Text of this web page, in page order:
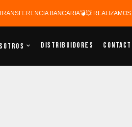
BANCARIA💣💥 REALIZAMOS
Distribuidores